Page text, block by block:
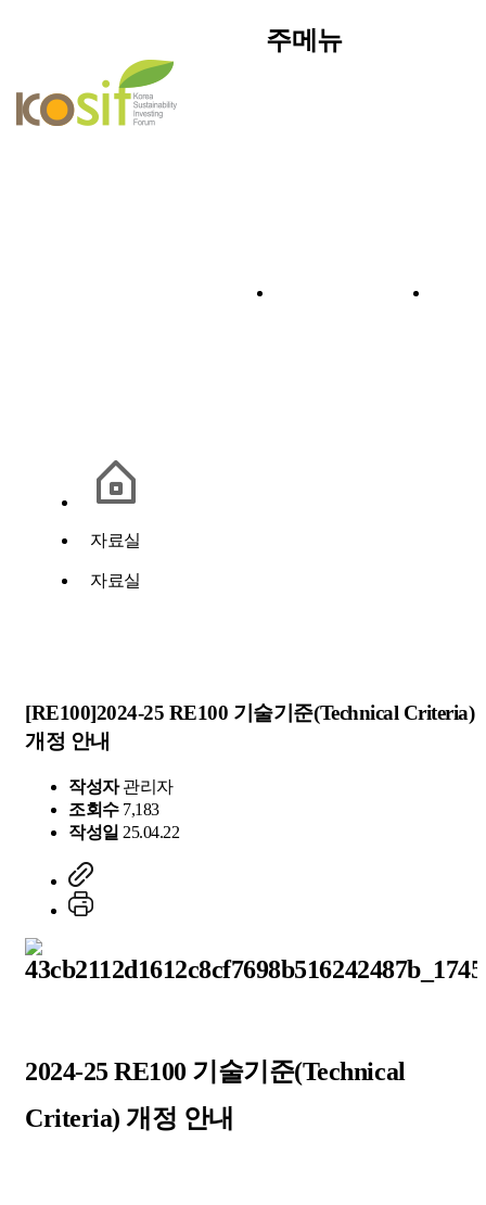
주메뉴
자료실
자료실
[RE100]2024-25 RE100 기술기준(Technical Criteria)
개정 안내
작성자 관리자
조회수7,183
작성일 25.04.22
2024-25 RE100 기술기준(Technical
Criteria) 개정 안내